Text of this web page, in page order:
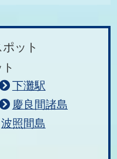
ット
下灘駅
慶良間諸島
波照間島